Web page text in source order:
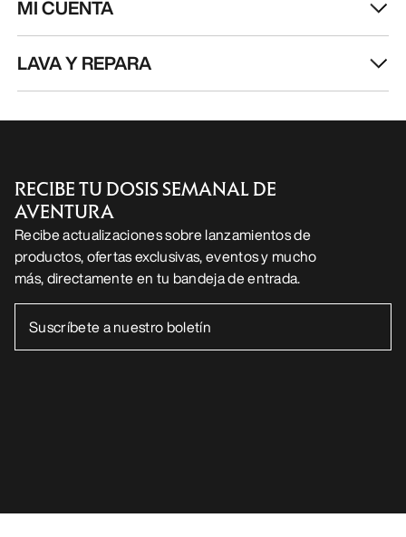
MI CUENTA
LAVA Y REPARA
RECIBE TU DOSIS SEMANAL DE
AVENTURA
Recibe actualizaciones sobre lanzamientos de
productos, ofertas exclusivas, eventos y mucho
más, directamente en tu bandeja de entrada.